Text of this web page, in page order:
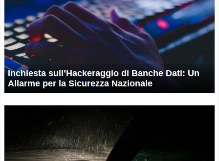
Inchiesta sull’Hackeraggio di Banche Dati: Un
Allarme per la Sicurezza Nazionale